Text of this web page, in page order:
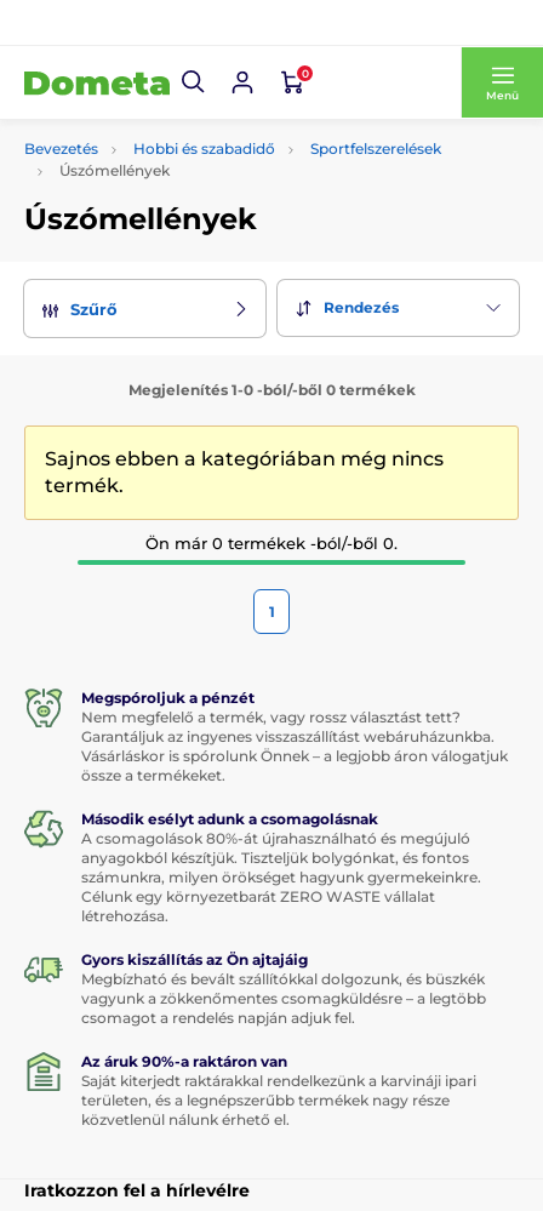
0
Menü
Bevezetés Hobbi és szabadidő
Sportfelszerelések
Úszómellények
Úszómellények
Szűrő Rendezés
Megjelenítés 1-0 -ból/-ből 0 termékek
Sajnos ebben a kategóriában még nincs
termék.
Ön már 0 termékek -ból/-ből 0.
1
Megspóroljuk a pénzét
Nem megfelelő a termék, vagy rossz választást tett?
Garantáljuk az ingyenes visszaszállítást webáruházunkba.
Vásárláskor is spórolunk Önnek – a legjobb áron válogatjuk
össze a termékeket.
Második esélyt adunk a csomagolásnak
A csomagolások 80%-át újrahasználható és megújuló
anyagokból készítjük. Tiszteljük bolygónkat, és fontos
számunkra, milyen örökséget hagyunk gyermekeinkre.
Célunk egy környezetbarát ZERO WASTE vállalat
létrehozása.
Gyors kiszállítás az Ön ajtajáig
Megbízható és bevált szállítókkal dolgozunk, és büszkék
vagyunk a zökkenőmentes csomagküldésre – a legtöbb
csomagot a rendelés napján adjuk fel.
Az áruk 90%-a raktáron van
Saját kiterjedt raktárakkal rendelkezünk a karvináji ipari
területen, és a legnépszerűbb termékek nagy része
közvetlenül nálunk érhető el.
Iratkozzon fel a hírlevélre